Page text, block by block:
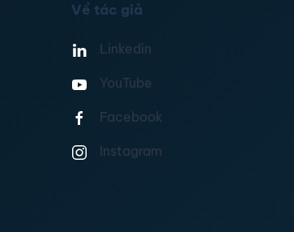
Về tác giả
Linkedin
YouTube
Facebook
Instagram